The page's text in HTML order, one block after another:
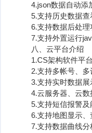
4.json数据自动添
5.支持历史数据查
6.支持数据后处理
7.支持外置运行
八、云平台介绍
1.CS架构软件平台
2.支持多帐号、多
3.支持实时数据展
4.云服务器、云数
5.支持短信报警及
6.支持地图显示、
7.支持数据曲线分